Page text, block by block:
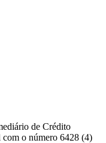
de Crédito
o número 6428 (4)